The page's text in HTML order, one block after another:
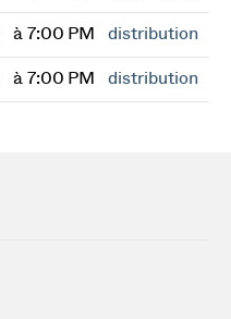
à 7:00 PM distribution
à 7:00 PM distribution